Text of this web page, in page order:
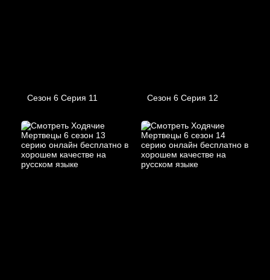
Сезон 6 Серия 11 Сезон 6 Серия 12